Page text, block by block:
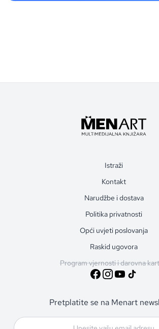
Istraži
Kontakt
Narudžbe i dostava
Politika privatnosti
Opći uvjeti poslovanja
Raskid ugovora
Program vjernosti i darovna
Pretplatite se na Menart